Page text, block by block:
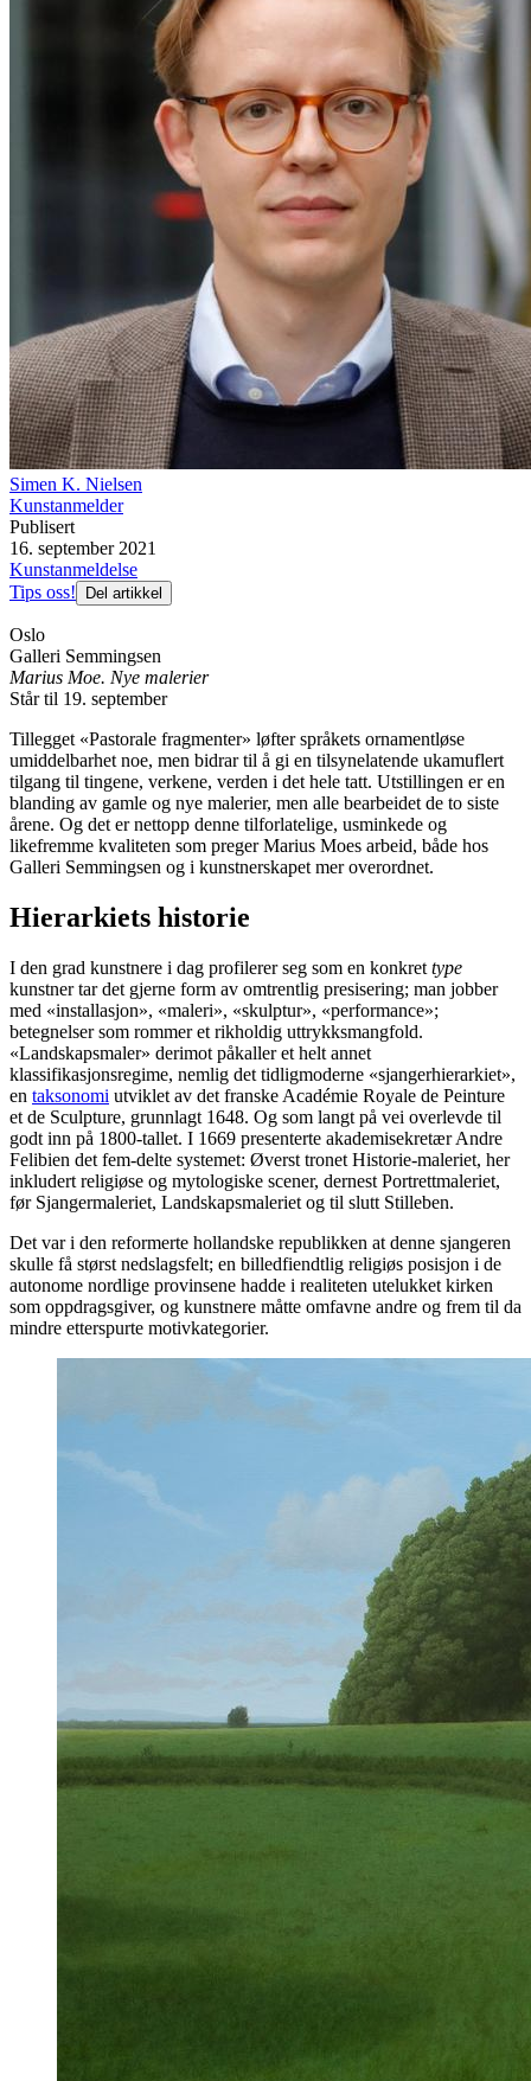
Simen K. Nielsen
Kunstanmelder
Publisert
16. september 2021
Kunstanmeldelse
Tips oss!
Del artikkel
Oslo
Galleri Semmingsen
Marius Moe. Nye malerier
Står til 19. september
Tillegget «Pastorale fragmenter» løfter språkets ornamentløse
umiddelbarhet noe, men bidrar til å gi en tilsynelatende ukamuflert
tilgang til tingene, verkene, verden i det hele tatt. Utstillingen er en
blanding av gamle og nye malerier, men alle bearbeidet de to siste
årene. Og det er nettopp denne tilforlatelige, usminkede og
likefremme kvaliteten som preger Marius Moes arbeid, både hos
Galleri Semmingsen og i kunstnerskapet mer overordnet.
Hierarkiets historie
I den grad kunstnere i dag profilerer seg som en konkret type
kunstner tar det gjerne form av omtrentlig presisering; man jobber
med «installasjon», «maleri», «skulptur», «performance»;
betegnelser som rommer et rikholdig uttrykksmangfold.
«Landskapsmaler» derimot påkaller et helt annet
klassifikasjonsregime, nemlig det tidligmoderne «sjangerhierarkiet»,
en taksonomi utviklet av det franske Académie Royale de Peinture
et de Sculpture, grunnlagt 1648. Og som langt på vei overlevde til
godt inn på 1800-tallet. I 1669 presenterte akademisekretær Andre
Felibien det fem-delte systemet: Øverst tronet Historie-maleriet, her
inkludert religiøse og mytologiske scener, dernest Portrettmaleriet,
før Sjangermaleriet, Landskapsmaleriet og til slutt Stilleben.
Det var i den reformerte hollandske republikken at denne sjangeren
skulle få størst nedslagsfelt; en billedfiendtlig religiøs posisjon i de
autonome nordlige provinsene hadde i realiteten utelukket kirken
som oppdragsgiver, og kunstnere måtte omfavne andre og frem til da
mindre etterspurte motivkategorier.